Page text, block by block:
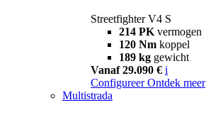
Streetfighter V4 S
214 PK vermogen
120 Nm koppel
189 kg gewicht
Vanaf 29.090 € i
Configureer Ontdek meer
Multistrada